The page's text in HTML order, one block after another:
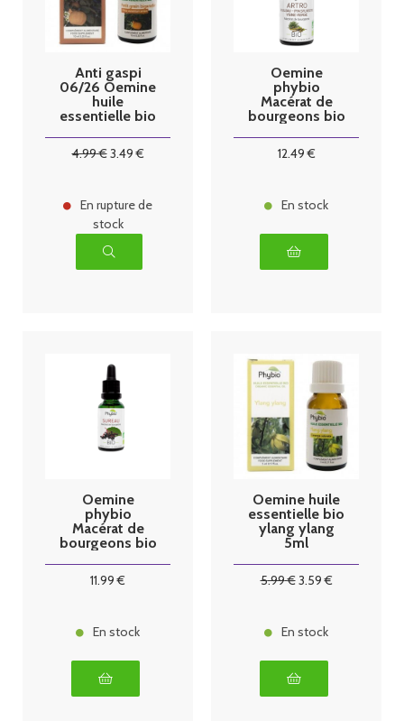
Anti gaspi
06/26 Oemine
huile
essentielle bio
10ml
4.99€3.49€
En rupture de
stock
Oemine
phybio
Macérat de
bourgeons bio
12.49€
En stock
Oemine
phybio
Macérat de
bourgeons bio
11.99 €
En stock
Oemine huile
essentielle bio
ylang ylang
5ml
5.99€3.59€
En stock